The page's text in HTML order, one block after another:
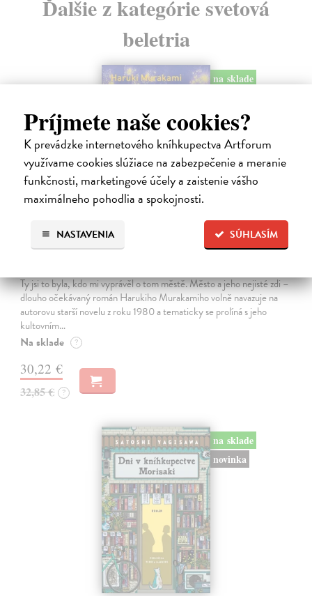
Príjmete naše cookies?
K prevádzke internetového kníhkupectva Artforum
využívame cookies slúžiace na zabezpečenie a meranie
funkčnosti, marketingové účely a zaistenie vášho
maximálneho pohodlia a spokojnosti.
SÚHLASÍM
NASTAVENIA
Ďalšie z kategórie svetová
beletria
na sklade
Město a jeho nejisté zdi
Ty jsi to byla, kdo mi vyprávěl o tom městě. Město a jeho nejisté zdi –
dlouho očekávaný román Harukiho Murakamiho volně navazuje na
autorovu starší novelu z roku 1980 a tematicky se prolíná s jeho
kultovním…
Na sklade ?
30,22 €
32,85 € ?
na sklade
novinka